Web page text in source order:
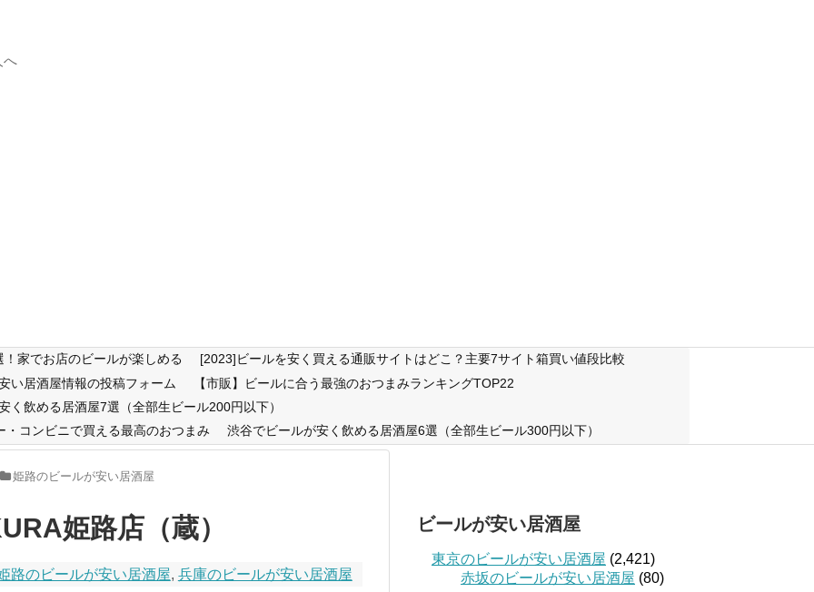
へ
家でお店のビールが楽しめる
[2023]ビールを安く買える通販サイトはどこ？主要7サイト箱買い値段比較
い居酒屋情報の投稿フォーム
【市販】ビールに合う最強のおつまみランキングTOP22
く飲める居酒屋7選（全部生ビール200円以下）
コンビニで買える最高のおつまみ
渋谷でビールが安く飲める居酒屋6選（全部生ビール300円以下）
姫路のビールが安い居酒屋
姫路店（蔵）
路のビールが安い居酒屋, 兵庫のビールが安い居酒屋
ビールが安い居酒屋
東京のビールが安い居酒屋 (2,421)
赤坂のビールが安い居酒屋 (80)